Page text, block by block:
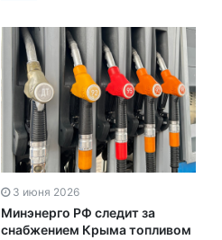
3 июня 2026
Минэнерго РФ следит за
снабжением Крыма топливом